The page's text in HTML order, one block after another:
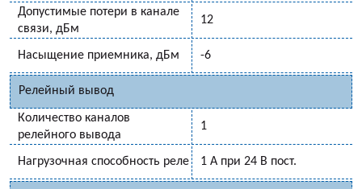
Допустимые потери в канале
связи, дБм
12
Насыщение приемника, дБм -6
Релейный вывод
Количество каналов
релейного вывода
1
Нагрузочная способность реле 1 А при 24 В пост.